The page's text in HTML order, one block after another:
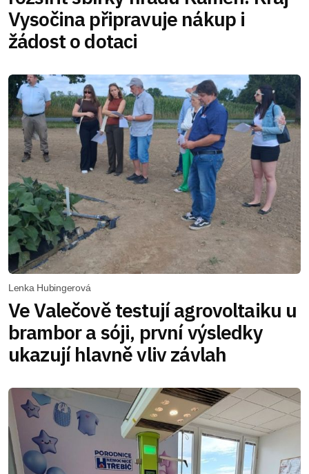
Vysočina připravuje nákup i
žádost o dotaci
Lenka Hubingerová
Ve Valečově testují agrovoltaiku u
brambor a sóji, první výsledky
ukazují hlavně vliv závlah